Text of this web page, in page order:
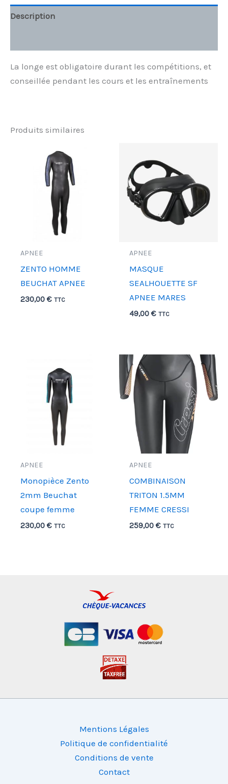
Description
La longe est obligatoire durant les compétitions, et
conseillée pendant les cours et les entraînements
Produits similaires
APNEE
ZENTO HOMME
BEUCHAT APNEE
230,00€ TTC
APNEE
MASQUE
SEALHOUETTE SF
APNEE MARES
49,00€ TTC
APNEE
Monopièce Zento
2mm Beuchat
coupe femme
230,00€ TTC
APNEE
COMBINAISON
TRITON 1.5MM
FEMME CRESSI
259,00€ TTC
Mentions Légales
Politique de confidentialité
Conditions de vente
Contact